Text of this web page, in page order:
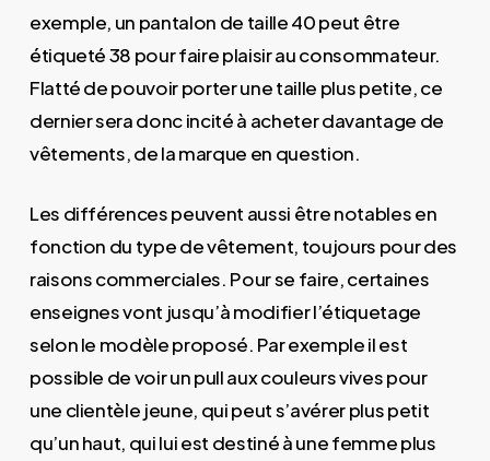
exemple, un pantalon de taille 40 peut être
étiqueté 38 pour faire plaisir au consommateur.
Flatté de pouvoir porter une taille plus petite, ce
dernier sera donc incité à acheter davantage de
vêtements, de la marque en question.
Les différences peuvent aussi être notables en
fonction du type de vêtement, toujours pour des
raisons commerciales. Pour se faire, certaines
enseignes vont jusqu’à modifier l’étiquetage
selon le modèle proposé. Par exemple il est
possible de voir un pull aux couleurs vives pour
une clientèle jeune, qui peut s’avérer plus petit
qu’un haut, qui lui est destiné à une femme plus